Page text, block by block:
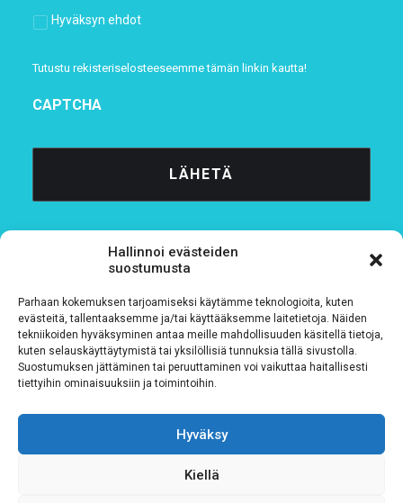
Hallinnoi evästeiden
suostumusta
Parhaan kokemuksen tarjoamiseksi käytämme teknologioita, kuten
evästeitä, tallentaaksemme ja/tai käyttääksemme laitetietoja. Näiden
tekniikoiden hyväksyminen antaa meille mahdollisuuden käsitellä tietoja,
kuten selauskäyttäytymistä tai yksilöllisiä tunnuksia tällä sivustolla.
Suostumuksen jättäminen tai peruuttaminen voi vaikuttaa haitallisesti
tiettyihin ominaisuuksiin ja toimintoihin.
Hyväksy
Kiellä
Hyväksyn ehdot
Tutustu rekisteriselosteeseemmetämän linkin kautta!
CAPTCHA
Tietosuojaseloste
Verkkolaskutustiedot